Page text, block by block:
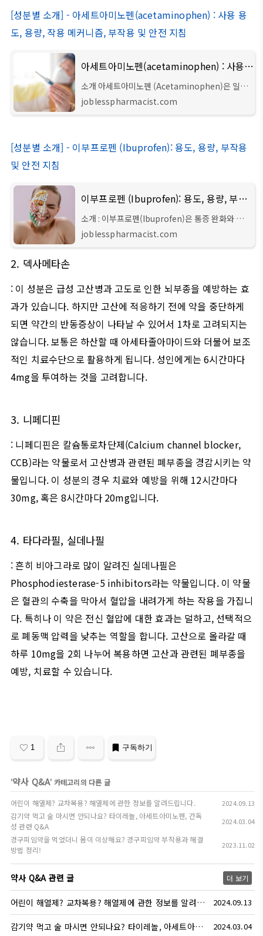
[성분별 소개] - 아세트아미노펜(acetaminophen) : 사용 용
도, 용량, 작용 메커니즘, 부작용 및 안전 지침
아세트아미노펜(acetaminophen) : 사용 용도, 용량, 작용 메커니즘, 부작용 및 안전 지침
소개 아세트아미노펜 (Acetaminophen)은 일부
지역에서 파라세타몰로도 불리며, 통증 완화와 열
해소 효과로 유명한 일반 약제입니다. 이 글에서는
joblesspharmacist.com
[성분별 소개] - 이부프로펜 (Ibuprofen): 용도, 용량, 부작용
및 안전 지침
이부프로펜 (Ibuprofen): 용도, 용량, 부작용 및 안전 지침
소개 : 이부프로펜(Ibuprofen)은 통증 완화와 염
증 억제 효과로 널리 알려진 일반 구매 가능한 약물
입니다. 이 기사에서는 이부프로펜의 사용 용도, 권
joblesspharmacist.com
2. 덱사메타손
: 이 성분은 급성 고산병과 고도로 인한 뇌부종을 예방하는 효
과가 있습니다. 하지만 고산에 적응하기 전에 약을 중단하게
되면 약간의 반동증상이 나타날 수 있어서 1차로 고려되지는
않습니다.보통은 하산할 때 아세타졸아마이드와 더불어 보조
적인 치료수단으로 활용하게 됩니다.성인에게는6시간마다
4mg을 투여하는 것을 고려합니다.
3. 니페디핀
: 니페디핀은 칼슘통로차단제(Calcium channel blocker,
CCB)라는 약물로서 고산병과 관련된 폐부종을 경감시키는 약
물입니다. 이 성분의 경우 치료와 예방을 위해 12시간마다
30mg, 혹은 8시간마다 20mg입니다.
4. 타다라필, 실데나필
: 흔히 비아그라로 많이 알려진 실데나필은
Phosphodiesterase-5 inhibitors라는 약물입니다. 이 약물
은 혈관의 수축을 막아서 혈압을 내려가게 하는 작용을 가집니
다. 특히나 이 약은 전신 혈압에 대한 효과는 덜하고, 선택적으
로 폐동맥 압력을 낮추는 역할을 합니다. 고산으로 올라갈 때
하루 10mg을 2회 나누어 복용하면 고산과 관련된 폐부종을
예방, 치료할 수 있습니다.
1 구독하기
'약사 Q&A' 카테고리의 다른 글
어린이 해열제? 교차복용? 해열제에 관한 정보를 알려드립니다. 2024.09.13
감기약 먹고 술 마시면 안되나요? 타이레놀, 아세트아미노펜, 간독
성 관련 Q&A
2024.03.04
경구피임약을 먹었더니 몸이 이상해요? 경구피임약 부작용과 해결
방법 정리!
2023.11.02
약사 Q&A 관련 글 더 보기
어린이 해열제? 교차복용? 해열제에 관한 정보를 알려드립니다. 2024.09.13
감기약 먹고 술 마시면 안되나요? 타이레놀, 아세트아미노펜, 간독성 관련 Q&A 2024.03.04